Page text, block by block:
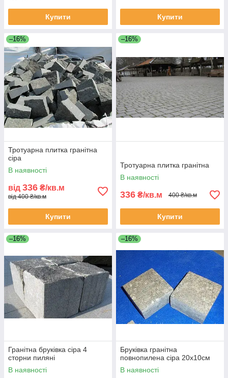
Купити Купити
–16%
Тротуарна плитка гранітна
сіра
В наявності
від 336 ₴/кв.м
від 400 ₴/кв.м
Купити
–16%
Тротуарна плитка гранітна
В наявності
336 ₴/кв.м 400 ₴/кв.м
Купити
–16%
Гранітна бруківка сіра 4
сторни пиляні
В наявності
–16%
Бруківка гранітна
повнопилена сіра 20х10см
В наявності